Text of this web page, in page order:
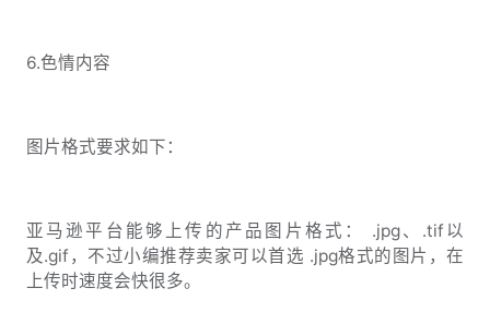
6.色情内容
图片格式要求如下：
亚马逊平台能够上传的产品图片格式： .jpg、.tif以
及.gif，不过小编推荐卖家可以首选 .jpg格式的图片，在
上传时速度会快很多。